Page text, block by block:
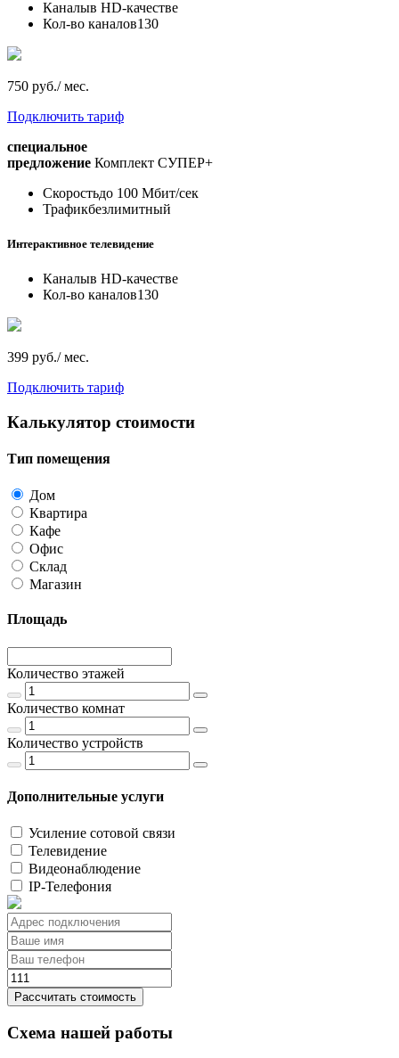
Каналыв HD-качестве
Кол-во каналов130
750 руб./ мес.
Подключить тариф
специальное
предложение Комплект СУПЕР+
Скоростьдо 100 Мбит/сек
Трафикбезлимитный
Интерактивное телевидение
Каналыв HD-качестве
Кол-во каналов130
399 руб./ мес.
Подключить тариф
Калькулятор стоимости
Тип помещения
Дом
Квартира
Кафе
Офис
Склад
Магазин
Площадь
Количество этажей
Количество комнат
Количество устройств
Дополнительные услуги
Усиление сотовой связи
Телевидение
Видеонаблюдение
IP-Телефония
Рассчитать стоимость
Схема нашей работы